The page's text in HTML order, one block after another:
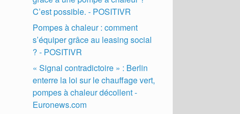
C’est possible. - POSITIVR
Pompes à chaleur : comment
s’équiper grâce au leasing social
? - POSITIVR
« Signal contradictoire » : Berlin
enterre la loi sur le chauffage vert,
pompes à chaleur décollent -
Euronews.com